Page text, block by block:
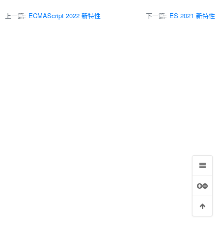
上一篇: ECMAScript 2022 新特性 下一篇: ES 2021 新特性